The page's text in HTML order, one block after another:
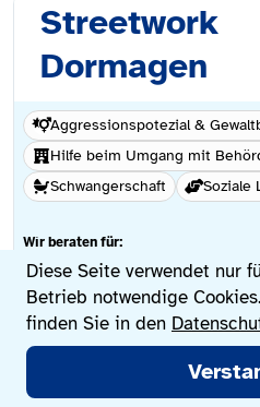
Datenschutzeinstellungen
Diese Seite verwendet nur
Betrieb notwendige
finden Sie in den
Hauptmenü
Beratungsstellen
Streetwork
Dormagen
Aggressionspotezial &
Hilfe beim Umgang mit
Schwangerschaft
Soziale
Wir beraten für:
Eltern Frauen
Standort(e):